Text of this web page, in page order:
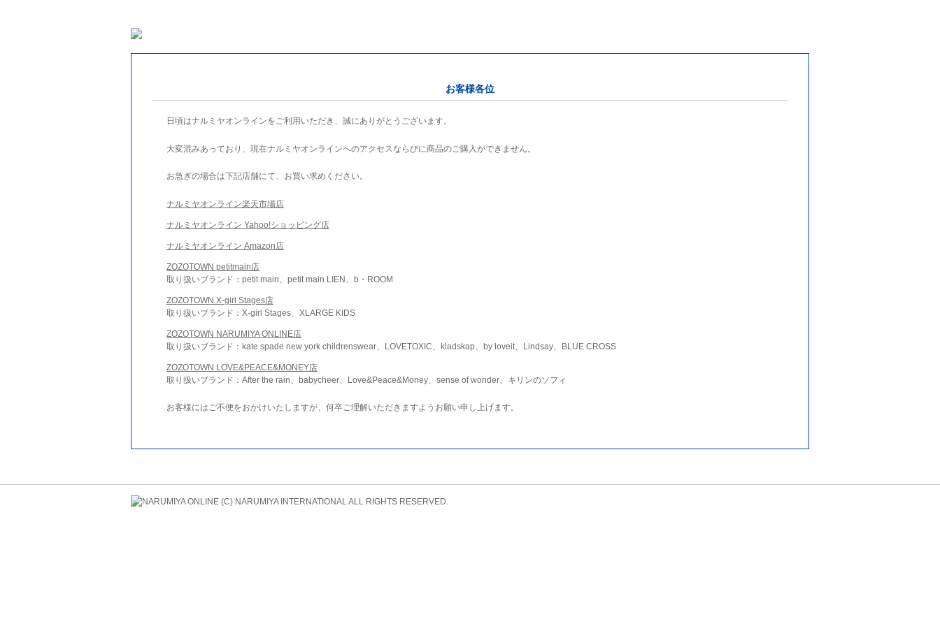
お客様各位
日頃はナルミヤオンラインをご利用いただき、誠にありがとうございます。
大変混みあっており、現在ナルミヤオンラインへのアクセスならびに商品のご購入ができません。
お急ぎの場合は下記店舗にて、お買い求めください。
ナルミヤオンライン楽天市場店
ナルミヤオンライン Yahoo!ショッピング店
ナルミヤオンライン Amazon店
ZOZOTOWN petitmain店
取り扱いブランド：petit main、petit main LIEN、b・ROOM
ZOZOTOWN X-girl Stages店
取り扱いブランド：X-girl Stages、XLARGE KIDS
ZOZOTOWN NARUMIYA ONLINE店
取り扱いブランド：kate spade new york childrenswear、LOVETOXIC、kladskap、by loveit、Lindsay、BLUE CROSS
ZOZOTOWN LOVE&PEACE&MONEY店
取り扱いブランド：After the rain、babycheer、Love&Peace&Money、sense of wonder、キリンのソフィ
お客様にはご不便をおかけいたしますが、何卒ご理解いただきますようお願い申し上げます。